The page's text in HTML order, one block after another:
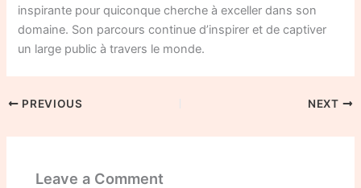
inspirante pour quiconque cherche à exceller dans son
domaine. Son parcours continue d’inspirer et de captiver
un large public à travers le monde.
PREVIOUS NEXT
Leave a Comment